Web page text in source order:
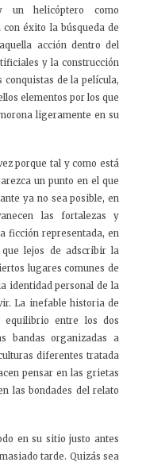
helicóptero como
éxito la búsqueda de
acción dentro del
y la construcción
de la película,
elementos por los que
ligeramente en su
porque tal y como está
un punto en el que
ya no sea posible, en
las fortalezas y
ficción representada, en
lejos de adscribir la
lugares comunes de
identidad personal de la
La inefable historia de
equilibrio entre los dos
bandas organizadas a
diferentes tratada
pensar en las grietas
las bondades del relato
en su sitio justo antes
tarde. Quizás sea